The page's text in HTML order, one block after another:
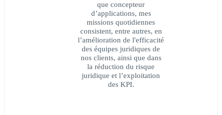
que concepteur
d’applications, mes
missions quotidiennes
consistent, entre autres, en
l’amélioration de l'efficacité
des équipes juridiques de
nos clients, ainsi que dans
la réduction du risque
juridique et l’exploitation
des KPI.